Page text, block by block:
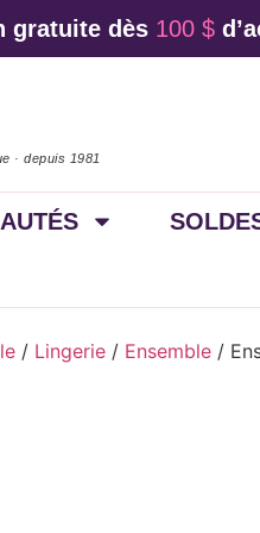
gratuite dès 100 $
· depuis 1981
/ Lingerie / Ensemble /